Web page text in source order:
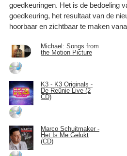
goedkeuringen. Het is de bedoeling
goedkeuring, het resultaat van de
hoorbaar en zichtbaar te maken
Michael: Songs from
the Motion Picture
K3 - K3 Originals -
De Reünie Live (2
CD)
Marco Schuitmaker -
Het Is Me Gelukt
(CD)